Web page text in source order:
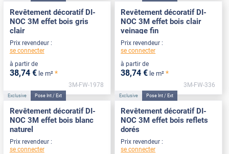
Revêtement décoratif DI-
NOC 3M effet bois gris
clair
Prix revendeur :
se connecter
à partir de
38,74 € le m² *
3M-FW-1978
Revêtement décoratif DI-
NOC 3M effet bois clair
veinage fin
Prix revendeur :
se connecter
à partir de
38,74 € le m² *
3M-FW-336
Exclusive Pose Int / Ext
Revêtement décoratif DI-
NOC 3M effet bois blanc
naturel
Prix revendeur :
se connecter
Exclusive Pose Int / Ext
Revêtement décoratif DI-
NOC 3M effet bois reflets
dorés
Prix revendeur :
se connecter